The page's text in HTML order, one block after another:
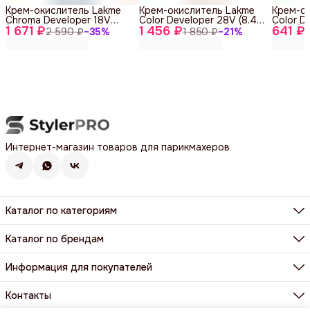
1 671 ₽2 590 ₽−35%
Крем-окислитель Lakme
Chroma Developer 18V
(5.4%) 1000ml 1 456 ₽1 850 ₽−21%
Крем-окислитель Lakme
Color Developer 28V (8.4%)
1000 ml 641 ₽
Крем-
Color
(11.5%)
Интернет-магазин товаров для парикмахеров
Каталог по категориям
Фены, фен-щетки, аксессуары
Машинки, триммеры, шейверы
Щипцы, плойки, стайлеры
Парикмахерские ножницы и бритвы
Каталог по брендам
BaByliss Pro
Dewal
Harizma
Y.S. Park
Информация для покупателей
Доставка и оплата
Контакты и реквизиты
Контакты